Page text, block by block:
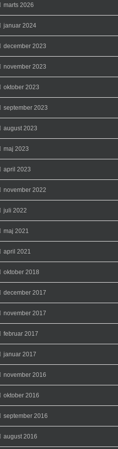
marts 2026
januar 2024
december 2023
november 2023
oktober 2023
september 2023
august 2023
maj 2023
april 2023
november 2022
juli 2022
maj 2021
april 2021
oktober 2018
december 2017
november 2017
februar 2017
januar 2017
november 2016
oktober 2016
september 2016
august 2016